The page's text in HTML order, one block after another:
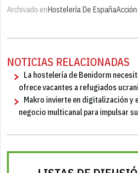
Archivado enHostelería De España
NOTICIAS RELACIONADAS
La hostelería de Benidorm
ofrece vacantes a refugiados
Makro invierte en digitalización y
negocio multicanal para impulsar